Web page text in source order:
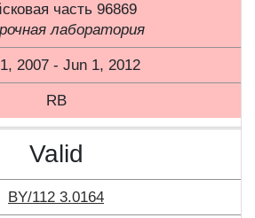
часть 96869
лаборатория
2007 - Jun 1, 2012
RB
Valid
BY/112 3.0164